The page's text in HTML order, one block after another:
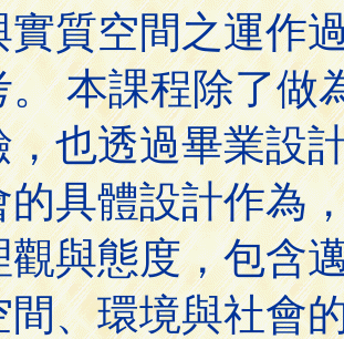
實質空間之運作
。 本課程除了做
，也透過畢業設
的具體設計作為
觀與態度，包含
間、環境與社會